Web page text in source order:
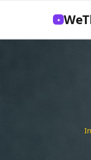
✦